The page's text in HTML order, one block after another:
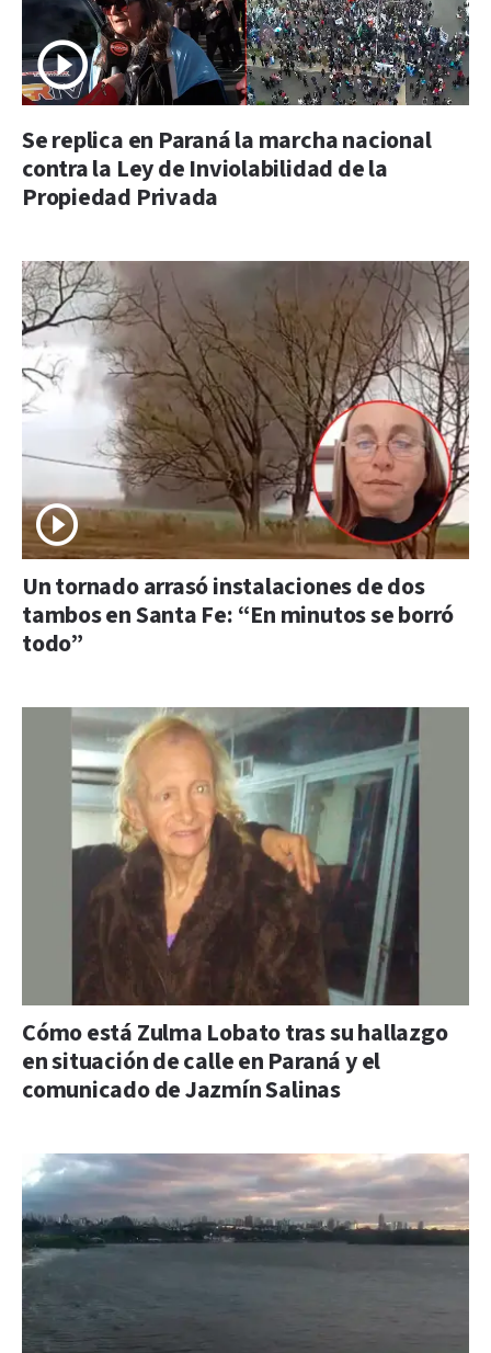
Se replica en Paraná la marcha nacional
contra la Ley de Inviolabilidad de la
Propiedad Privada
Un tornado arrasó instalaciones de dos
tambos en Santa Fe: “En minutos se borró
todo”
Cómo está Zulma Lobato tras su hallazgo
en situación de calle en Paraná y el
comunicado de Jazmín Salinas